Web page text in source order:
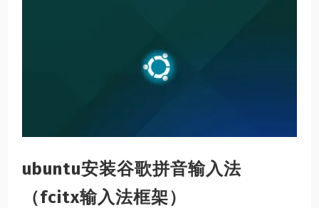
ubuntu安装谷歌拼音输入法
（fcitx输入法框架）